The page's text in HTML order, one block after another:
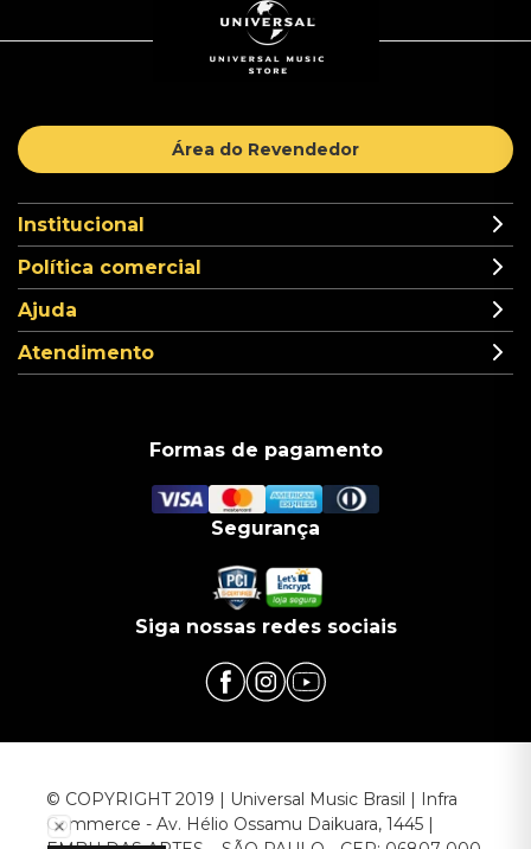
Área do Revendedor
Institucional
Política comercial
Ajuda
Atendimento
Formas de pagamento
Segurança
Siga nossas redes sociais
© COPYRIGHT 2019 | Universal Music Brasil | Infra
Commerce - Av. Hélio Ossamu Daikuara, 1445 |